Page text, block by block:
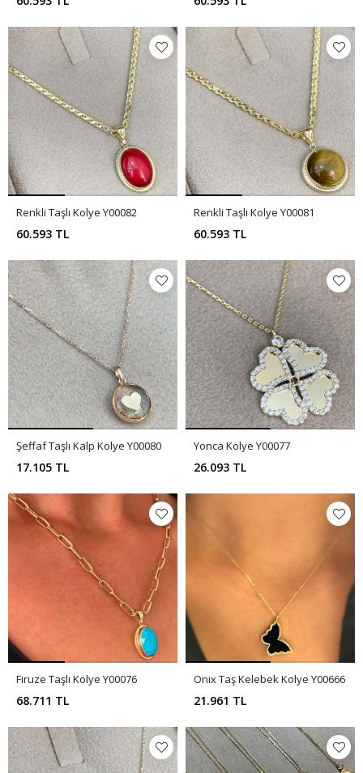
Renkli Taşlı Kolye Y00082
60.593 TL
Renkli Taşlı Kolye Y00081
60.593 TL
Şeffaf Taşlı Kalp Kolye Y00080
17.105 TL
Yonca Kolye Y00077
26.093 TL
Firuze Taşlı Kolye Y00076
68.711 TL
Onix Taş Kelebek Kolye Y00666
21.961 TL